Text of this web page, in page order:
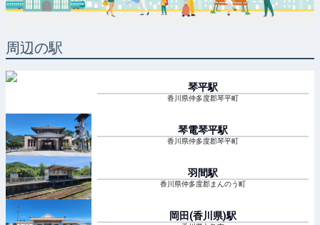
周辺の駅
琴平駅
香川県仲多度郡琴平町
琴電琴平駅
香川県仲多度郡琴平町
羽間駅
香川県仲多度郡まんのう町
岡田(香川県)駅